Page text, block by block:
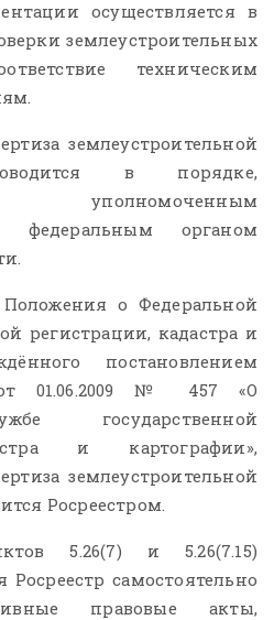
осуществляется в
землеустроительных
техническим
землеустроительной
в порядке,
уполномоченным
федеральным органом
о Федеральной
регистрации, кадастра и
постановлением
01.06.2009 № 457 «О
государственной
и картографии»,
землеустроительной
Росреестром.
5.26(7) и 5.26(7.15)
Росреестр самостоятельно
правовые акты,
судебной
2.